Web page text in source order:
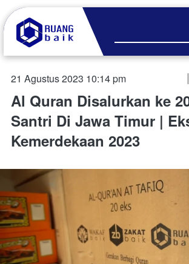
21 Agustus 2023 10:14 pm
Al Quran Disalurkan ke
Santri Di Jawa Timur |
Kemerdekaan 2023